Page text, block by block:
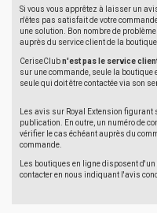
Si vous vous apprêtez à laisser un
n'êtes pas satisfait de votre
une solution. Bon nombre de
auprès du service client de la boutique
CeriseClubn'est pas le service
sur une commande, seule la boutique
seule qui doit être contactée via son
Les avis sur Royal Extension
publication. En outre, un numéro de
vérifier le cas échéant auprès du
commande.
Les boutiques en ligne disposent
contacter en nous indiquant l'avis